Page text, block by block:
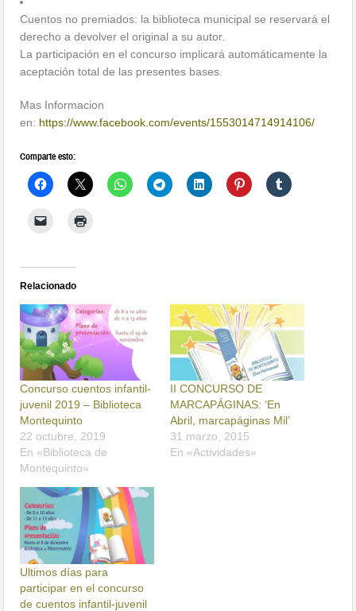
Cuentos no premiados: la biblioteca municipal se reservará el
derecho a devolver el original a su autor.
La participación en el concurso implicará automáticamente la
aceptación total de las presentes bases.
Mas Informacion
en: https://www.facebook.com/events/1553014714914106/
Comparte esto:
Relacionado
Concurso cuentos infantil-
juvenil 2019 – Biblioteca
Montequinto
22 octubre, 2019
En «Biblioteca de
Montequinto»
II CONCURSO DE
MARCAPÁGINAS: ‘En
Abril, marcapáginas Mil’
31 marzo, 2015
En «Actividades»
Ultimos días para
participar en el concurso
de cuentos infantil-juvenil